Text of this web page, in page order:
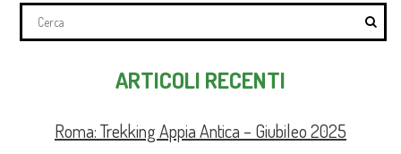
ARTICOLI RECENTI
Roma: Trekking Appia Antica – Giubileo 2025